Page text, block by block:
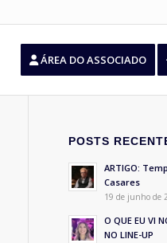
ÁREA DO ASSOCIADO
POSTS
ARTIGO:
Casares
19 de junho de
O QUE EU VI
NO LINE-UP